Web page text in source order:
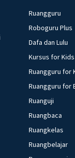
Ruangguru
Roboguru Plus
Dafa dan Lulu
Kursus for Kids
Ruangguru for
Ruangguru for
Ruanguji
Ruangbaca
Ruangkelas
Ruangbelajar